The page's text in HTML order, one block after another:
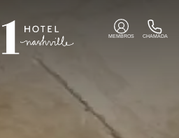
MEMBROS CHAMADA